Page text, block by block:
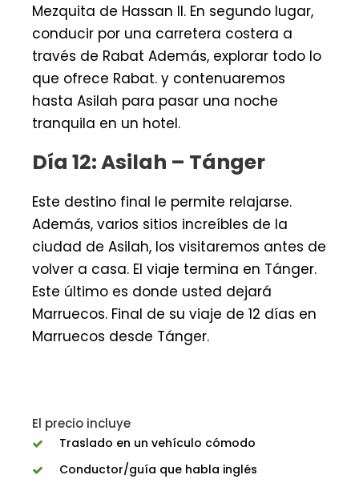
Mezquita de Hassan II. En segundo lugar,
conducir por una carretera costera a
través de Rabat Además, explorar todo lo
que ofrece Rabat. y contenuaremos
hasta Asilah para pasar una noche
tranquila en un hotel.
Día 12: Asilah – Tánger
Este destino final le permite relajarse.
Además, varios sitios increíbles de la
ciudad de Asilah, los visitaremos antes de
volver a casa. El viaje termina en Tánger.
Este último es donde usted dejará
Marruecos. Final de su viaje de 12 días en
Marruecos desde Tánger.
El precio incluye
Traslado en un vehículo cómodo
Conductor/guía que habla inglés